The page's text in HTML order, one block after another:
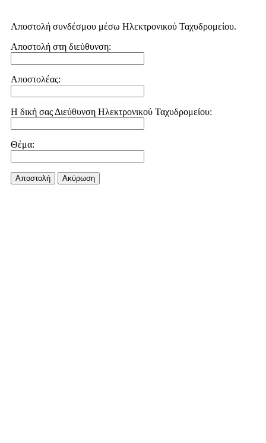
Αποστολή συνδέσμου μέσω Ηλεκτρονικού Ταχυδρομείου.
Αποστολή στη διεύθυνση:
Αποστολέας:
Η δική σας Διεύθυνση Ηλεκτρονικού Ταχυδρομείου:
Θέμα:
Αποστολή Aκύρωση